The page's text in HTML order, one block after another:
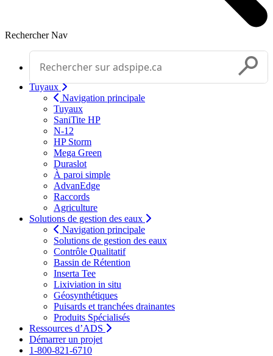
Rechercher Nav
Effectuer une recherche
Tuyaux
Navigation principale
Tuyaux
SaniTite HP
N-12
HP Storm
Mega Green
Duraslot
À paroi simple
AdvanEdge
Raccords
Agriculture
Solutions de gestion des eaux
Navigation principale
Solutions de gestion des eaux
Contrôle Qualitatif
Bassin de Rétention
Inserta Tee
Lixiviation in situ
Géosynthétiques
Puisards et tranchées drainantes
Produits Spécialisés
Ressources d’ADS
Démarrer un projet
1-800-821-6710